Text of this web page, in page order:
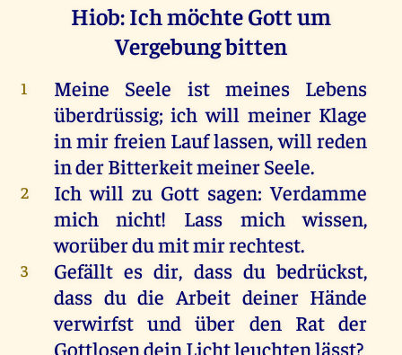
Hiob: Ich möchte Gott um
Vergebung bitten
1 Meine Seele ist meines
Lebens
überdrüssig;ich will meiner Klage
inmir freien Lauflassen,will reden
inderBitterkeitmeinerSeele.
2 Ich will zu Gott sagen:Verdamme
mich
nicht! Lass mich wissen,
worüberdumitmirrechtest.
3 Gefällt es dir, dass du bedrückst,
dass du die Arbeit deiner Hände
verwirfst und über den Rat der
GottlosendeinLichtleuchtenlässt?